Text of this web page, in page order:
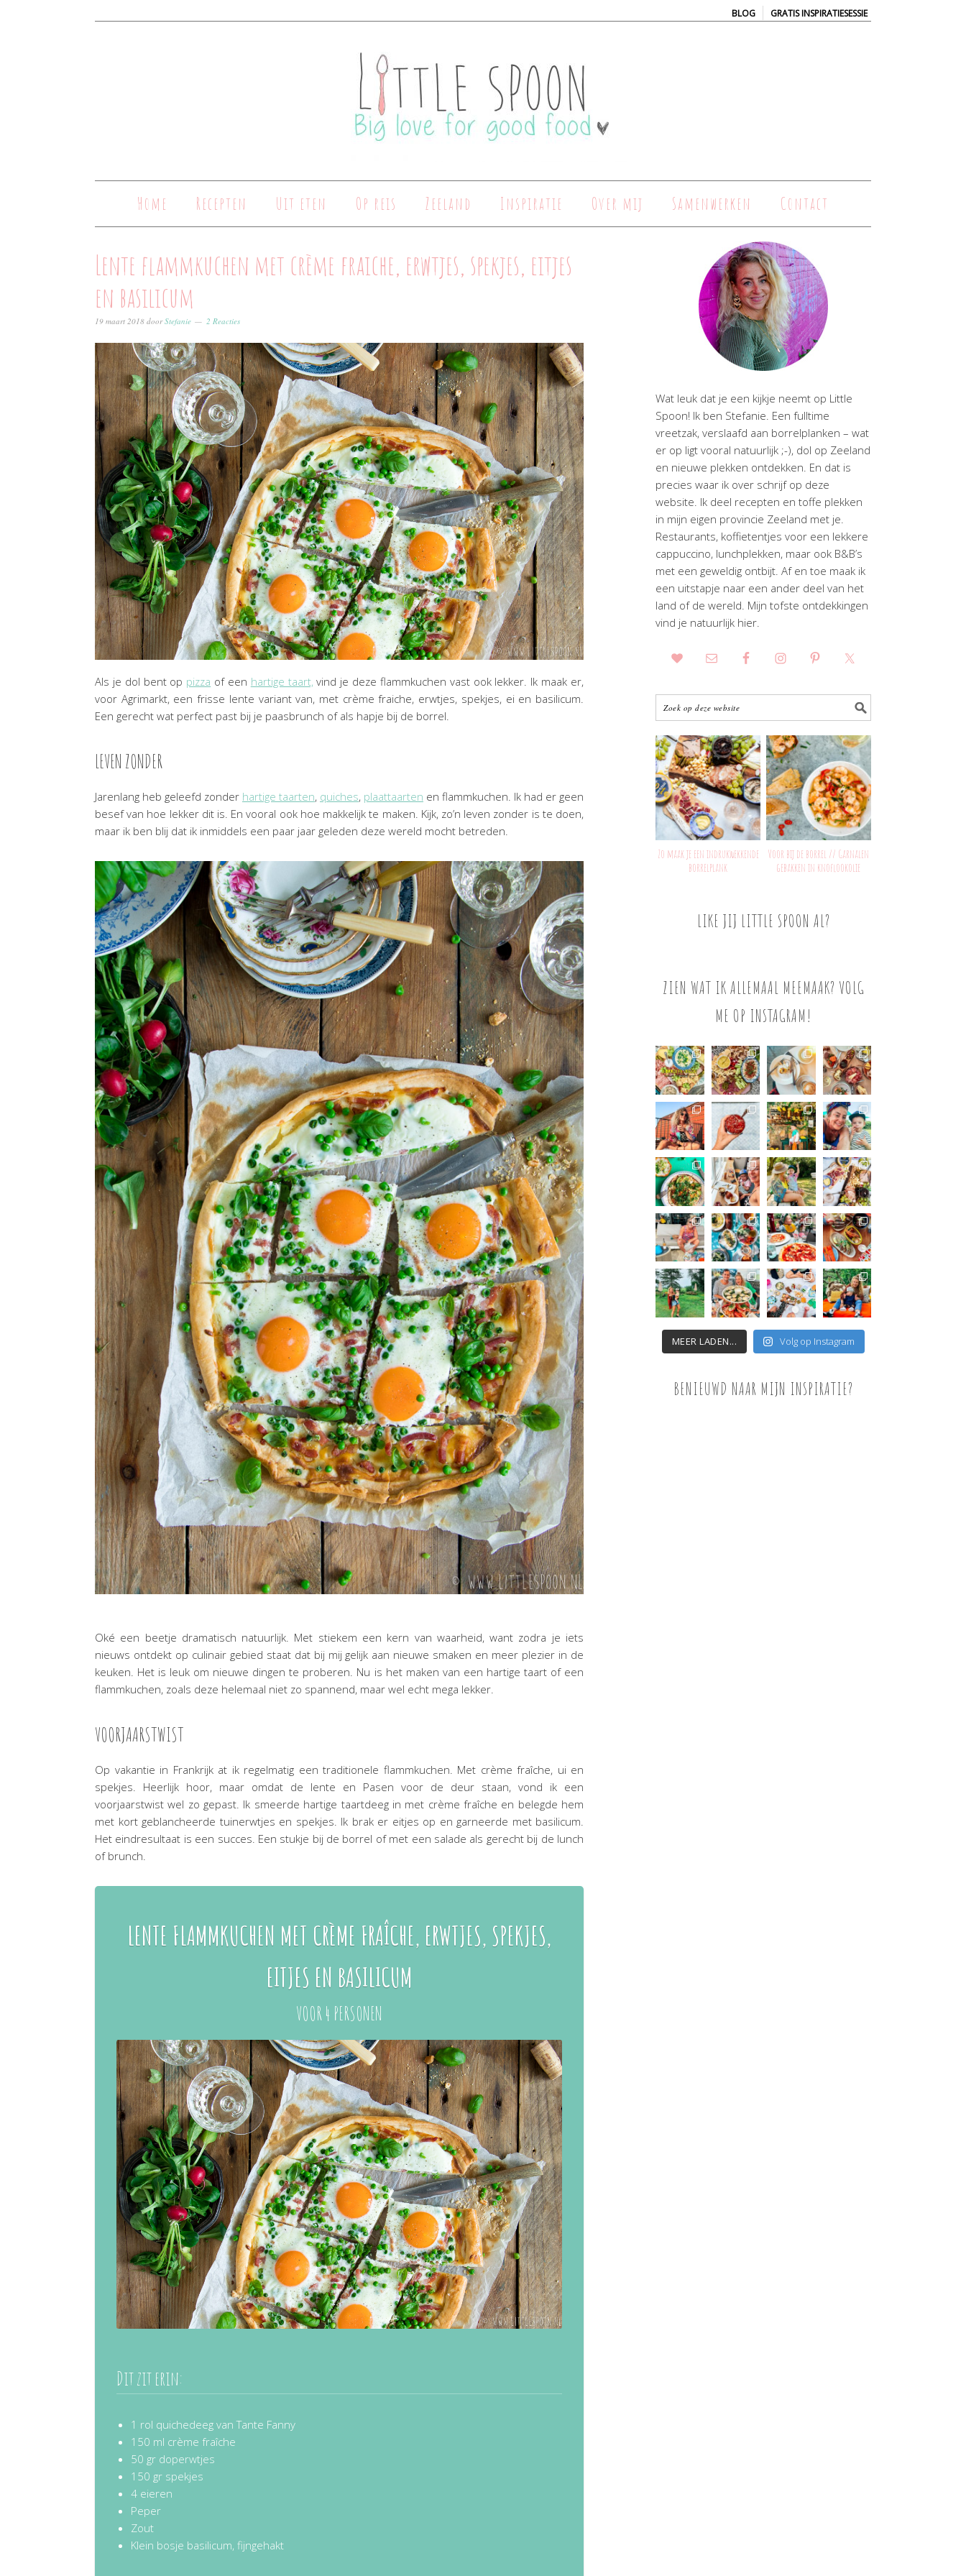
BLOG | GRATIS INSPIRATIESESSIE
Home Recepten Uit eten Op reis Zeeland Inspiratie Over mij Samenwerken Contact
Lente flammkuchen met crème fraiche, erwtjes, spekjes, eitjes
en basilicum
19 maart 2018 doorStefanie 2 Reacties
Als je dol bent op pizza of een hartige taart, vind je deze flammkuchen vast ook lekker. Ik maak er,
voor Agrimarkt, een frisse lente variant van, met crème fraiche, erwtjes, spekjes, ei en basilicum.
Een gerecht wat perfect past bij je paasbrunch of als hapje bij de borrel.
LEVEN ZONDER
Jarenlang heb geleefd zonder hartige taarten, quiches, plaattaarten en flammkuchen. Ik had er geen
besef van hoe lekker dit is. En vooral ook hoe makkelijk te maken. Kijk, zo’n leven zonder is te doen,
maar ik ben blij dat ik inmiddels een paar jaar geleden deze wereld mocht betreden.
Oké een beetje dramatisch natuurlijk. Met stiekem een kern van waarheid, want zodra je iets
nieuws ontdekt op culinair gebied staat dat bij mij gelijk aan nieuwe smaken en meer plezier in de
keuken. Het is leuk om nieuwe dingen te proberen. Nu is het maken van een hartige taart of een
flammkuchen, zoals deze helemaal niet zo spannend, maar wel echt mega lekker.
VOORJAARSTWIST
Op vakantie in Frankrijk at ik regelmatig een traditionele flammkuchen. Met crème fraîche, ui en
spekjes. Heerlijk hoor, maar omdat de lente en Pasen voor de deur staan, vond ik een
voorjaarstwist wel zo gepast. Ik smeerde hartige taartdeeg in met crème fraîche en belegde hem
met kort geblancheerde tuinerwtjes en spekjes. Ik brak er eitjes op en garneerde met basilicum.
Het eindresultaat is een succes. Een stukje bij de borrel of met een salade als gerecht bij de lunch
of brunch.
LENTE FLAMMKUCHEN MET CRÈME FRAÎCHE, ERWTJES, SPEKJES,
EITJES EN BASILICUM
VOOR 4 PERSONEN
Dit zit erin:
1 rol quichedeeg van Tante Fanny
150 ml crème fraîche
50 gr doperwtjes
150 gr spekjes
4 eieren
Peper
Zout
Klein bosje basilicum, fijngehakt
Wat leuk dat je een kijkje neemt op Little
Spoon! Ik ben Stefanie. Een fulltime
vreetzak, verslaafd aan borrelplanken – wat
er op ligt vooral natuurlijk ;-), dol op Zeeland
en nieuwe plekken ontdekken. En dat is
precies waar ik over schrijf op deze
website. Ik deel recepten en toffe plekken
in mijn eigen provincie Zeeland met je.
Restaurants, koffietentjes voor een lekkere
cappuccino, lunchplekken, maar ook B&B’s
met een geweldig ontbijt. Af en toe maak ik
een uitstapje naar een ander deel van het
land of de wereld. Mijn tofste ontdekkingen
vind je natuurlijk hier.
Zo maak je een indrukwekkende
borrelplank
Voor bij de borrel // Garnalen
gebakken in knoflookolie
LIKE JIJ LITTLE SPOON AL?
ZIEN WAT IK ALLEMAAL MEEMAAK? VOLG
ME OP INSTAGRAM!
MEER LADEN... Volg op Instagram
BENIEUWD NAAR MIJN INSPIRATIE?